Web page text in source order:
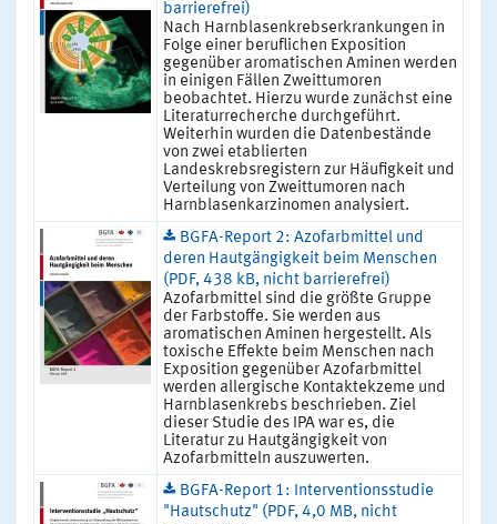
barrierefrei)
Nach Harnblasenkrebserkrankungen in
Folge einer beruflichen Exposition
gegenüber aromatischen Aminen werden
in einigen Fällen Zweittumoren
beobachtet. Hierzu wurde zunächst eine
Literaturrecherche durchgeführt.
Weiterhin wurden die Datenbestände
von zwei etablierten
Landeskrebsregistern zur Häufigkeit und
Verteilung von Zweittumoren nach
Harnblasenkarzinomen analysiert.
BGFA-Report 2: Azofarbmittel und
deren Hautgängigkeit beim Menschen
(PDF, 438 kB, nicht barrierefrei)
Azofarbmittel sind die größte Gruppe
der Farbstoffe. Sie werden aus
aromatischen Aminen hergestellt. Als
toxische Effekte beim Menschen nach
Exposition gegenüber Azofarbmittel
werden allergische Kontaktekzeme und
Harnblasenkrebs beschrieben. Ziel
dieser Studie des IPA war es, die
Literatur zu Hautgängigkeit von
Azofarbmitteln auszuwerten.
BGFA-Report 1: Interventionsstudie
"Hautschutz" (PDF, 4,0 MB, nicht